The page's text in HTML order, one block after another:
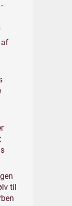
af
til